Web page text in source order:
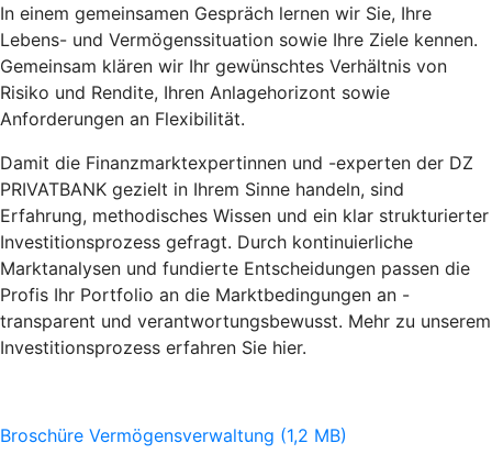
In einem gemeinsamen Gespräch lernen wir Sie, Ihre
Lebens- und Vermögenssituation sowie Ihre Ziele kennen.
Gemeinsam klären wir Ihr gewünschtes Verhältnis von
Risiko und Rendite, Ihren Anlagehorizont sowie
Anforderungen an Flexibilität.
Damit die Finanzmarktexpertinnen und -experten der DZ
PRIVATBANK gezielt in Ihrem Sinne handeln, sind
Erfahrung, methodisches Wissen und ein klar strukturierter
Investitionsprozess gefragt. Durch kontinuierliche
Marktanalysen und fundierte Entscheidungen passen die
Profis Ihr Portfolio an die Marktbedingungen an -
transparent und verantwortungsbewusst. Mehr zu unserem
Investitionsprozess erfahren Sie hier.
Broschüre Vermögensverwaltung (1,2 MB)